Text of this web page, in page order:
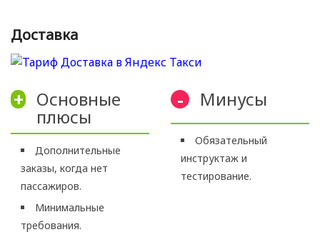
Доставка
+ Основные
плюсы
Дополнительные
заказы, когда нет
пассажиров.
Минимальные
требования.
- Минусы
Обязательный
инструктаж и
тестирование.